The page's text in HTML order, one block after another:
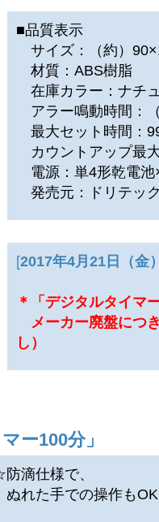
■品質表示
サイズ：（約）
材質：ABS樹脂
在庫カラー：ナチ
アラー鳴動時間：
最大セット時間：
カウントアップ最
電源：単4形乾電池
発売元：ドリテッ
[2017年4月21日（金
＊「デジタルタイ
メーカー廃盤につ
し）
ー100分」
滴仕様で、
ぬれた手での操作も